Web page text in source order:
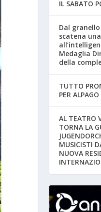
IL SABATO
Dal
scatena
Medaglia
della
TUTTO
PER
AL TEATRO
TORNA LA
MUSICISTI
NUOVA